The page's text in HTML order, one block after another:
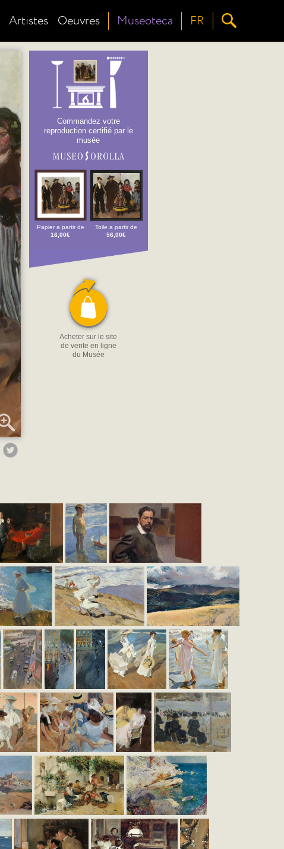
Artistes Oeuvres Museoteca FR
Commandez votre
reproduction certifié par le
musée
Papier a partir de
16,00€
Toile a partir de
56,00€
Acheter sur le site
de vente en ligne
du Musée